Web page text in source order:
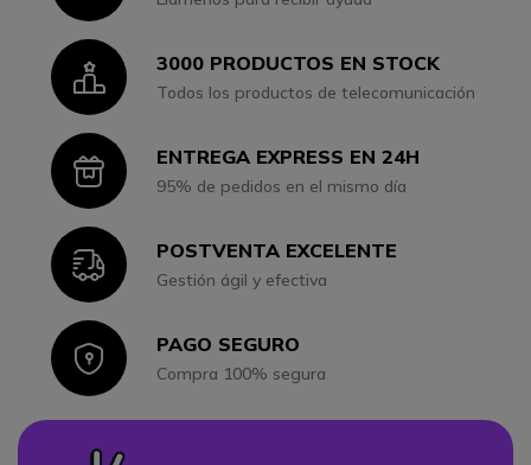
Icon3000 PRODUCTOS EN STOCK
Todos los productos de telecomunicación
IconENTREGA EXPRESS EN 24H
95% de pedidos en el mismo día
IconPOSTVENTA EXCELENTE
Gestión ágil y efectiva
IconPAGO SEGURO
Compra 100% segura